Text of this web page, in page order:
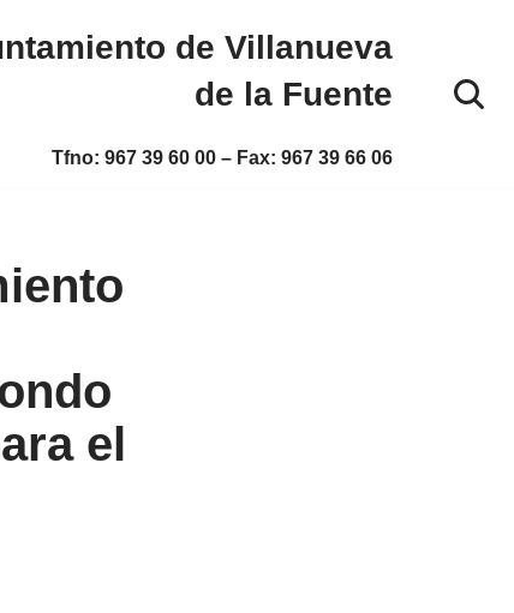
de Villanueva
de la Fuente
Tfno: 967 39 60 00 – Fax: 967 39 66 06
el